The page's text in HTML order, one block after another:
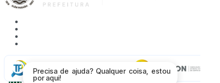
Transparência
Precisa de ajuda? Qualquer coisa, estou
por aqui!